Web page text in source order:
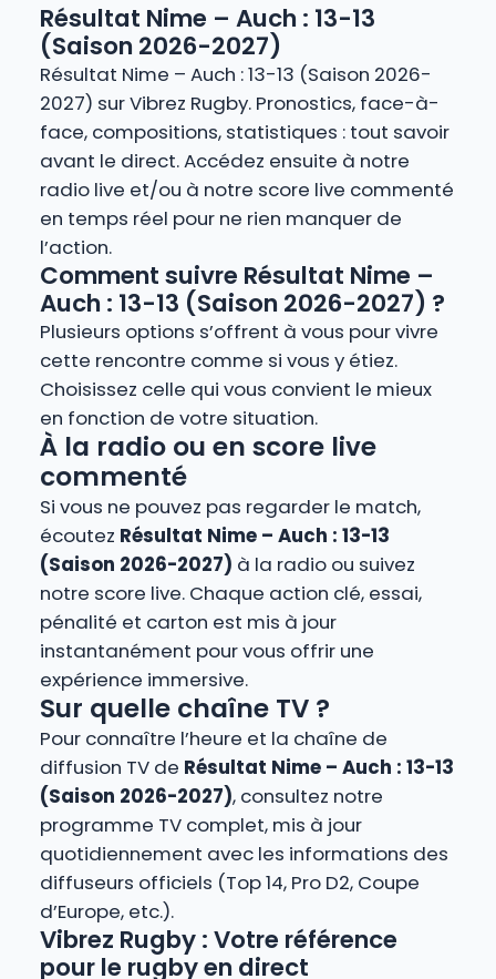
Résultat Nime – Auch : 13-13
(Saison 2026-2027)
Résultat Nime – Auch : 13-13 (Saison 2026-
2027) sur Vibrez Rugby. Pronostics, face-à-
face, compositions, statistiques : tout savoir
avant le direct. Accédez ensuite à notre
radio live et/ou à notre score live commenté
en temps réel pour ne rien manquer de
l’action.
Comment suivre Résultat Nime –
Auch : 13-13 (Saison 2026-2027) ?
Plusieurs options s’offrent à vous pour vivre
cette rencontre comme si vous y étiez.
Choisissez celle qui vous convient le mieux
en fonction de votre situation.
À la radio ou en score live
commenté
Si vous ne pouvez pas regarder le match,
écoutez Résultat Nime – Auch : 13-13
(Saison 2026-2027) à la radio ou suivez
notre score live. Chaque action clé, essai,
pénalité et carton est mis à jour
instantanément pour vous offrir une
expérience immersive.
Sur quelle chaîne TV ?
Pour connaître l’heure et la chaîne de
diffusion TV de Résultat Nime – Auch : 13-13
(Saison 2026-2027), consultez notre
programme TV complet, mis à jour
quotidiennement avec les informations des
diffuseurs officiels (Top 14, Pro D2, Coupe
d’Europe, etc.).
Vibrez Rugby : Votre référence
pour le rugby en direct